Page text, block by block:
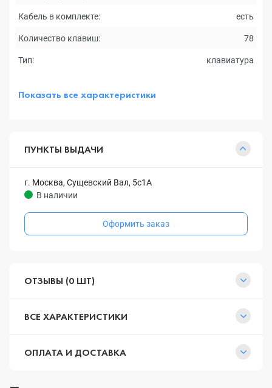
Кабель в комплекте: есть
Количество клавиш: 78
Тип: клавиатура
Показать все характеристики
ПУНКТЫ ВЫДАЧИ
г. Москва, Сущевский Вал, 5с1А
В наличии
Оформить заказ
ОТЗЫВЫ (0 ШТ)
ВСЕ ХАРАКТЕРИСТИКИ
ОПЛАТА И ДОСТАВКА